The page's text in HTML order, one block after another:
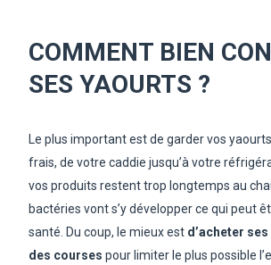
COMMENT BIEN
SES YAOURTS ?
Le plus important est de garder vos
frais, de votre caddie jusqu’à votre
vos produits restent trop longtemps au
bactéries vont s’y développer ce qui peut
santé. Du coup, le mieux est d’acheter
des courses pour limiter le plus possible